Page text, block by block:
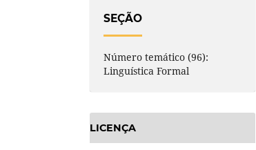
SEÇÃO
Número temático (96):
Linguística Formal
LICENÇA